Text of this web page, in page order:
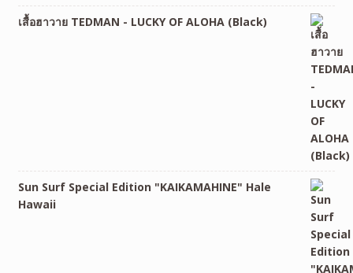
เสื้อฮาวาย TEDMAN - LUCKY OF ALOHA (Black)
Sun Surf Special Edition "KAIKAMAHINE" Hale
Hawaii